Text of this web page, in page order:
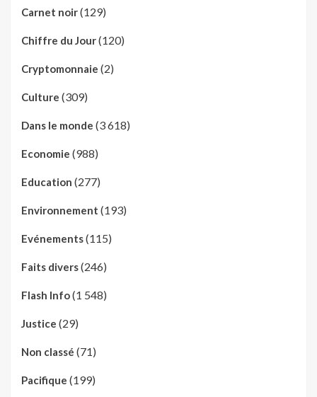
Carnet noir(129)
Chiffre du Jour(120)
Cryptomonnaie (2)
Culture (309)
Dans le monde (3 618)
Economie (988)
Education (277)
Environnement (193)
Evénements(115)
Faits divers(246)
Flash Info(1 548)
Justice (29)
Non classé (71)
Pacifique (199)